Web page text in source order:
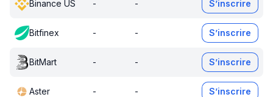
Binance US - - S’inscrire
Bitfinex - - S’inscrire
BitMart - - S’inscrire
Aster - - S’inscrire